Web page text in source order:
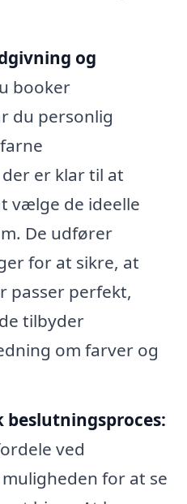
og
booker
du personlig
er klar til at
vælge de ideelle
De udfører
for at sikre, at
passer perfekt,
tilbyder
om farver og
beslutningsproces:
ved
for at se